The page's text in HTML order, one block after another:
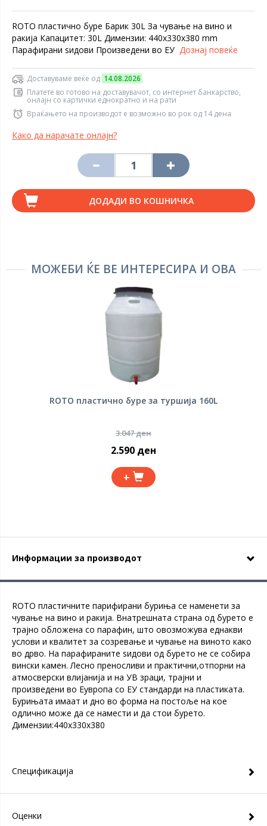
ROTO пластично буре Барик 30L За чување на вино и
ракија Капацитет: 30L Димензии: 440x330x380 mm
Парафирани ѕидови Произведени во ЕУ Дознај повеќе
Доставуваме веќе од 14.08.2026
Платете во готово на доставувачот, со интернет банкарство,
онлајн со картички еднократно и на рати
Враќањето на производот е возможно во рок од 14 дена
Како да нарачате онлајн?
ДОДАДИ ВО КОШНИЧКА
МОЖЕБИ ЌЕ ВЕ ИНТЕРЕСИРА И ОВА
ROTO пластично буре за туршија 160L
3.047 ден
2.590 ден
+
Информации за производот
ROTO пластичните парифирани буриња се наменети за
чување на вино и ракија. Внатрешната страна од бурето е
трајно обложена со парафин, што овозможува еднакви
услови и квалитет за созревање и чување на виното како
во дрво. На парафираните ѕидови од бурето не се собира
вински камен. Лесно преносливи и практични,отпорни на
атмосверски влијанија и на УВ зраци, трајни и
произведени во Еувропа со ЕУ стандарди на пластиката.
Бурињата имаат и дно во форма на постоље на кое
одлично може да се намести и да стои бурето.
Димензии:440x330x380
Спецификација
Оценки